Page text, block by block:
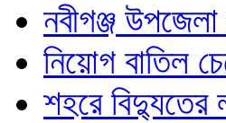
নবীগঞ্জ
নিয়োগ বাতিল
শহরে বিদ্যুতের